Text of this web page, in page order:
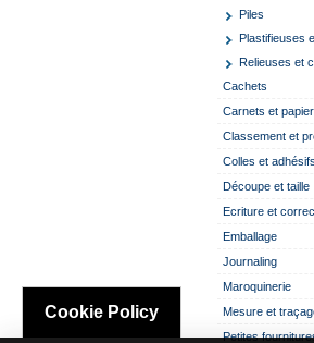
Piles
Plastifieuses
Relieuses et
Cachets
Carnets et
Classement et
Colles et adhésifs
Découpe et taille
Ecriture et
Emballage
Journaling
Maroquinerie
Mesure et
Petites
Cookie Policy